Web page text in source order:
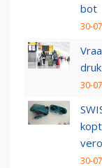
bot
30-
30-
30-